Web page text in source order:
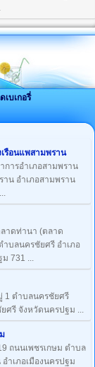
เบเกอรี่
รือนแพสามพราน
การอำเภอสามพราน
าน อำเภอสามพราน
าดท่านา (ตลาด
บลนครชัยศรี อำเภอ
731 ...
1 ตำบลนครชัยศรี
ศรี จังหวัดนครปฐม ...
ถนนเพชรเกษม ตำบล
อำเภอเมืองนครปฐม